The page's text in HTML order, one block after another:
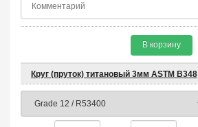
В корзину
Круг (пруток) титановый 3мм ASTM B348